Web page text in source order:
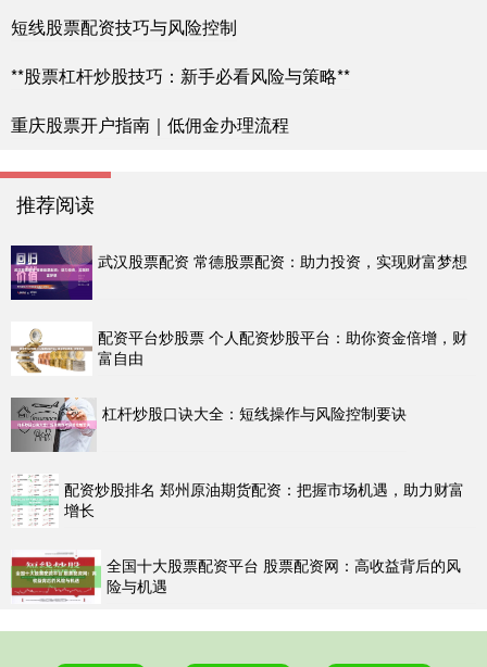
短线股票配资技巧与风险控制
**股票杠杆炒股技巧：新手必看风险与策略**
重庆股票开户指南｜低佣金办理流程
推荐阅读
武汉股票配资 常德股票配资：助力投资，实现财富梦想
配资平台炒股票 个人配资炒股平台：助你资金倍增，财
富自由
杠杆炒股口诀大全：短线操作与风险控制要诀
配资炒股排名 郑州原油期货配资：把握市场机遇，助力财富
增长
全国十大股票配资平台 股票配资网：高收益背后的风
险与机遇